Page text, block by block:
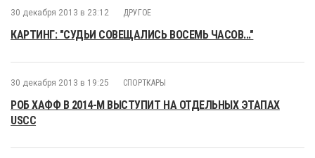
30 декабря 2013 в 23:12 ДРУГОЕ
КАРТИНГ: "СУДЬИ СОВЕЩАЛИСЬ ВОСЕМЬ ЧАСОВ..."
30 декабря 2013 в 19:25 СПОРТКАРЫ
РОБ ХАФФ В 2014-М ВЫСТУПИТ НА ОТДЕЛЬНЫХ ЭТАПАХ
USCC